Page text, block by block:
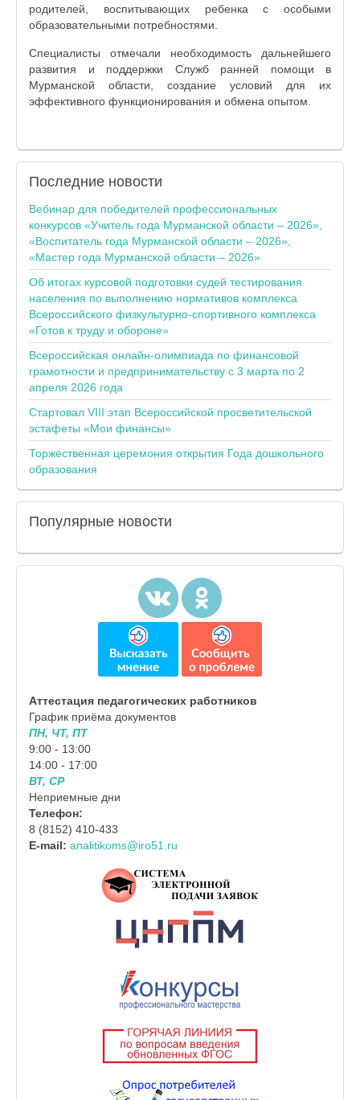
родителей, воспитывающих ребенка с особыми
образовательными потребностями.
Специалисты отмечали необходимость дальнейшего
развития и поддержки Служб ранней помощи в
Мурманской области, создание условий для их
эффективного функционирования и обмена опытом.
Последние новости
Вебинар для победителей профессиональных
конкурсов «Учитель года Мурманской области – 2026»,
«Воспитатель года Мурманской области – 2026»,
«Мастер года Мурманской области – 2026»
Об итогах курсовой подготовки судей тестирования
населения по выполнению нормативов комплекса
Всероссийского физкультурно-спортивного комплекса
«Готов к труду и обороне»
Всероссийская онлайн-олимпиада по финансовой
грамотности и предпринимательству с 3 марта по 2
апреля 2026 года
Стартовал VIII этап Всероссийской просветительской
эстафеты «Мои финансы»
Торжественная церемония открытия Года дошкольного
образования
Популярные новости
Аттестация педагогических работников
График приёма документов
ПН, ЧТ, ПТ
9:00 - 13:00
14:00 - 17:00
ВТ, СР
Неприемные дни
Телефон:
8 (8152) 410-433
E-mail: analitikoms@iro51.ru